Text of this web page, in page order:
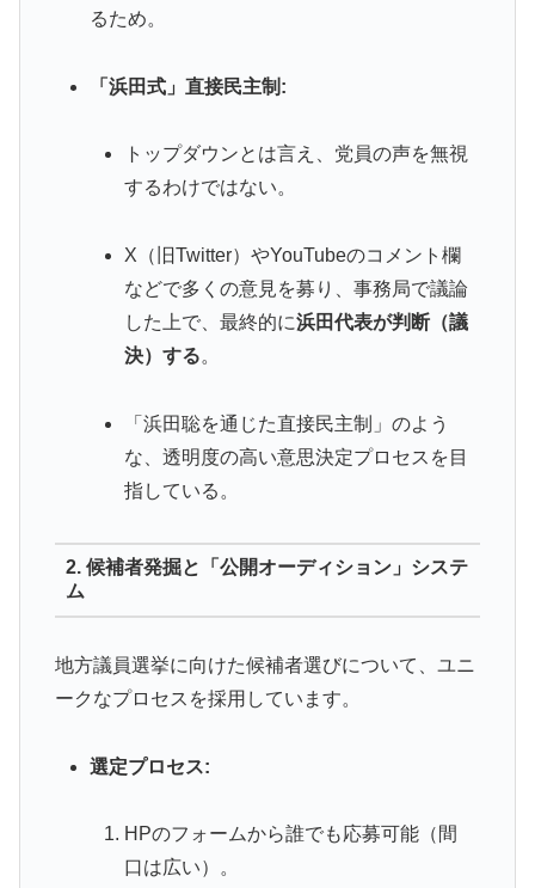
るため。
「浜田式」直接民主制:
トップダウンとは言え、党員の声を無視
するわけではない。
X（旧Twitter）やYouTubeのコメント欄
などで多くの意見を募り、事務局で議論
した上で、最終的に浜田代表が判断（議
決）する。
「浜田聡を通じた直接民主制」のよう
な、透明度の高い意思決定プロセスを目
指している。
2. 候補者発掘と「公開オーディション」システ
ム
地方議員選挙に向けた候補者選びについて、ユニ
ークなプロセスを採用しています。
選定プロセス:
HPのフォームから誰でも応募可能（間
口は広い）。